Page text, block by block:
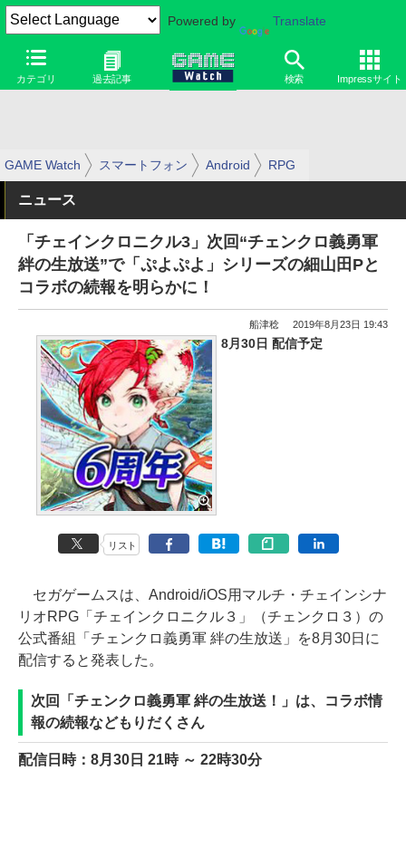
Powered by Translate
カテゴリ 過去記事 検索 Impressサイト
GAME Watch スマートフォン Android RPG
ニュース
「チェインクロニクル3」次回“チェンクロ義勇軍
絆の生放送”で「ぷよぷよ」シリーズの細山田Pと
コラボの続報を明らかに！
船津稔 2019年8月23日 19:43
8月30日 配信予定
リスト
セガゲームスは、Android/iOS用マルチ・チェインシナ
リオRPG「チェインクロニクル３」（チェンクロ３）の
公式番組「チェンクロ義勇軍 絆の生放送」を8月30日に
配信すると発表した。
次回「チェンクロ義勇軍 絆の生放送！」は、コラボ情
報の続報などもりだくさん
配信日時：8月30日 21時 ～ 22時30分